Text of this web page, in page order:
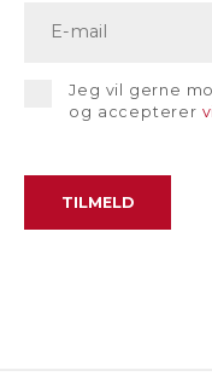
Jeg vil gerne
og accepterer